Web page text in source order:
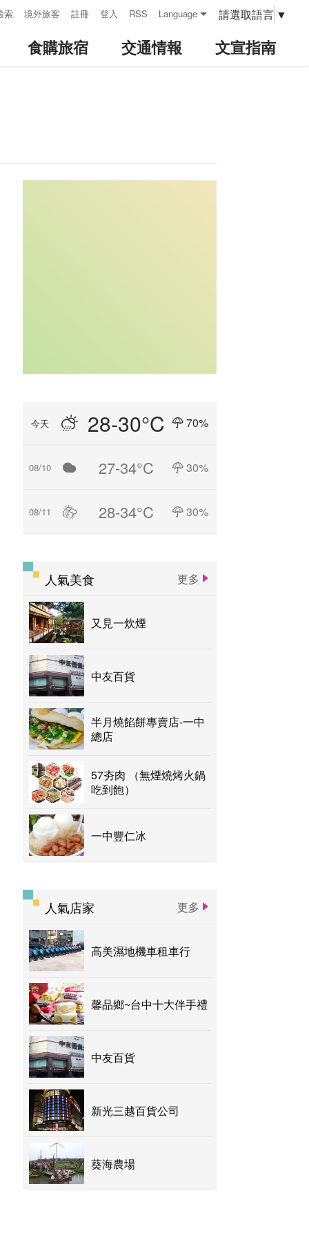
索 境外旅客 註冊 登入 RSS Language 請選取語言 ▼
食購旅宿 交通情報 文宣指南
今天 28-30°C 70%
08/10 27-34°C 30%
08/11 28-34°C 30%
人氣美食 更多
又見一炊煙
中友百貨
半月燒餡餅專賣店-一中
總店
57夯肉 （無煙燒烤火鍋
吃到飽）
一中豐仁冰
人氣店家 更多
高美濕地機車租車行
馨品鄉~台中十大伴手禮
中友百貨
新光三越百貨公司
葵海農場